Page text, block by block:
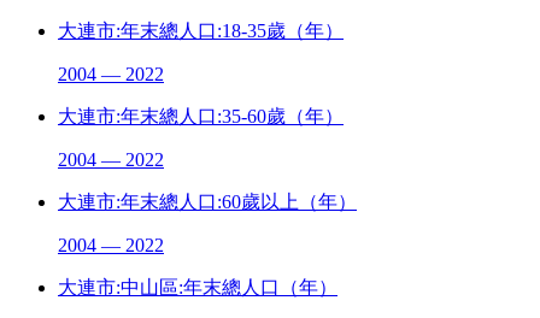
大連市:年末總人口:18-35歲（年）
2004 — 2022
大連市:年末總人口:35-60歲（年）
2004 — 2022
大連市:年末總人口:60歲以上（年）
2004 — 2022
大連市:中山區:年末總人口（年）